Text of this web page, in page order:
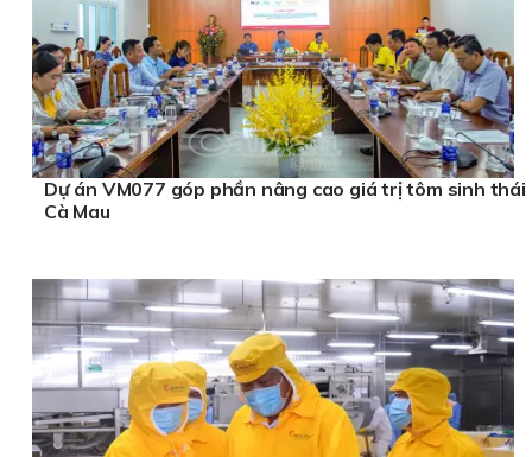
Dự án VM077 góp phần nâng cao giá trị tôm sinh thái
Cà Mau